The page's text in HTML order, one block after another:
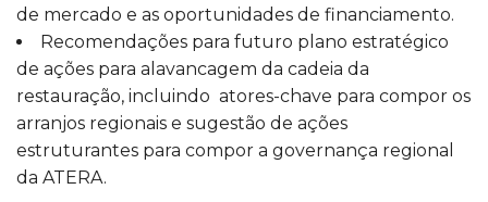
de mercado e as oportunidades de financiamento.
Recomendações para futuro plano estratégico
de ações para alavancagem da cadeia da
restauração, incluindo atores-chave para compor os
arranjos regionais e sugestão de ações
estruturantes para compor a governança regional
da ATERA.